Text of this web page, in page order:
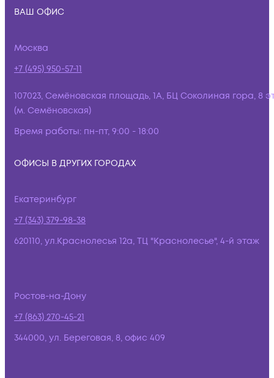
ВАШ ОФИС
Москва
+7 (495) 950-57-11
107023, Семёновская площадь, 1А, БЦ Соколиная гора, 8
(м. Семёновская)
Время работы: пн-пт, 9:00 - 18:00
ОФИСЫ В ДРУГИХ ГОРОДАХ
Екатеринбург
+7 (343) 379-98-38
620110, ул.Краснолесья 12а, ТЦ "Краснолесье", 4-й этаж
Ростов-на-Дону
+7 (863) 270-45-21
344000, ул. Береговая, 8, офис 409